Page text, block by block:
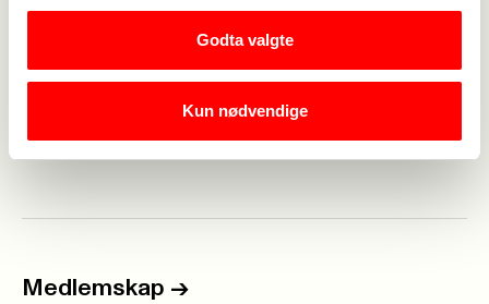
Godta valgte
Kun nødvendige
Fagforbundet uttak PBL fase 6.xlsx
Utdanningsforbundet fase 6 PBL -virksomhet-
geografisk-omraade.xlsx
Medlemskap ->